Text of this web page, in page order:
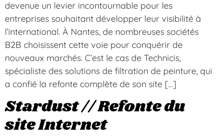
devenue un levier incontournable pour les
entreprises souhaitant développer leur visibilité à
l’international. À Nantes, de nombreuses sociétés
B2B choisissent cette voie pour conquérir de
nouveaux marchés. C’est le cas de Technicis,
spécialiste des solutions de filtration de peinture, qui
a confié la refonte complète de son site […]
Stardust // Refonte du
site Internet